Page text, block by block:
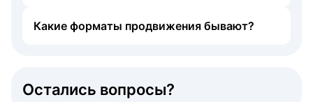
Какие форматы продвижения бывают?
Остались вопросы?